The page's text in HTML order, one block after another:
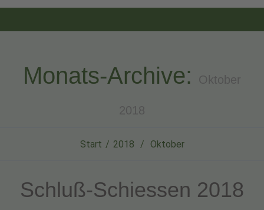
Monats-Archive: Oktober
2018
Start 2018 Oktober
Schluß-Schiessen 2018